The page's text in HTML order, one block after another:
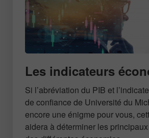
Les indicateurs
Si l’abréviation du PIB et
de confiance de Université du
encore une énigme pour vous,
aidera à déterminer les